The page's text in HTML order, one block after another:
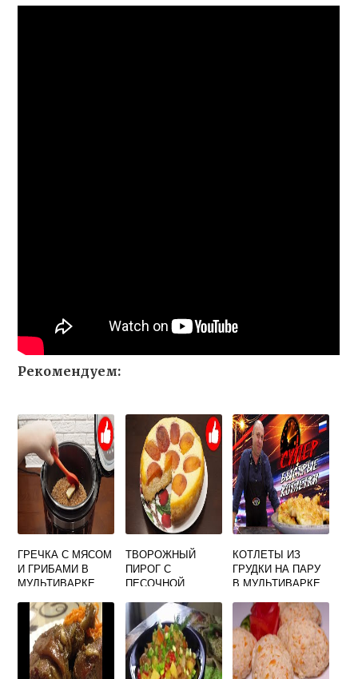
Рекомендуем:
ГРЕЧКА С МЯСОМ
И ГРИБАМИ В
МУЛЬТИВАРКЕ
РЕЦЕПТ
ТВОРОЖНЫЙ
ПИРОГ С
ПЕСОЧНОЙ
МУЛЬТИВАРКЕ
КОТЛЕТЫ ИЗ
ГРУДКИ НА ПАРУ
В МУЛЬТИВАРКЕ
КУРИНОЙ